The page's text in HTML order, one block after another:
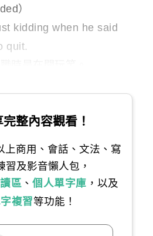
）
kidding when he said
quit.
整內容觀看！
上商用、會話、文法、寫
習及影音懶人包，
區 、 個人單字庫 ，以及
複習等功能！